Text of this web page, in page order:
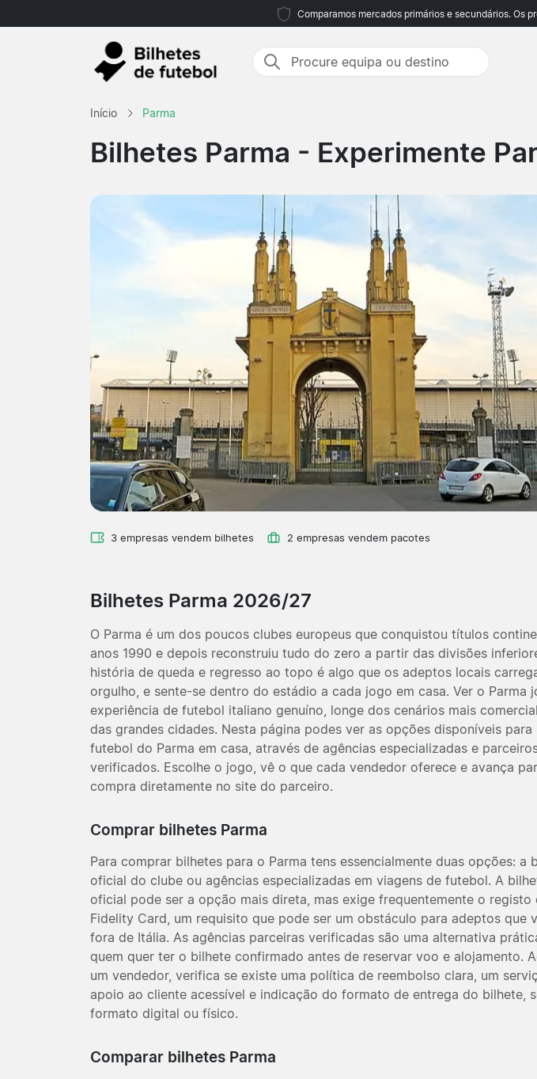
Comparamos mercados primários e secundários. Os
Início Parma
Bilhetes Parma - Experimente
3 empresas vendem bilhetes 2 empresas vendem pacotes
Bilhetes Parma 2026/27
O Parma é um dos poucos clubes europeus que conquistou títulos
anos 1990 e depois reconstruiu tudo do zero a partir das divisões
história de queda e regresso ao topo é algo que os adeptos locais
orgulho, e sente-se dentro do estádio a cada jogo em casa. Ver o Parma
experiência de futebol italiano genuíno, longe dos cenários mais
das grandes cidades. Nesta página podes ver as opções disponíveis para
futebol do Parma em casa, através de agências especializadas e
verificados. Escolhe o jogo, vê o que cada vendedor oferece e avança
compra diretamente no site do parceiro.
Comprar bilhetes Parma
Para comprar bilhetes para o Parma tens essencialmente duas opções: a
oficial do clube ou agências especializadas em viagens de futebol. A
oficial pode ser a opção mais direta, mas exige frequentemente o registo
Fidelity Card, um requisito que pode ser um obstáculo para adeptos que
fora de Itália. As agências parceiras verificadas são uma alternativa
quem quer ter o bilhete confirmado antes de reservar voo e alojamento.
um vendedor, verifica se existe uma política de reembolso clara, um
apoio ao cliente acessível e indicação do formato de entrega do bilhete,
formato digital ou físico.
Comparar bilhetes Parma